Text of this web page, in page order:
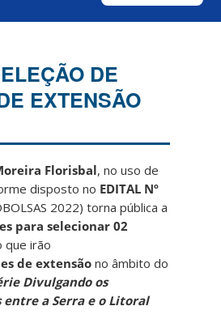
DE
EXTENSÃO
Florisbal­­­­­­­, no uso de
disposto no EDITAL Nº
2022) torna pública a
para selecionar 02
que irão
de extensão no âmbito do
Divulgando os
entre a Serra e o Litoral